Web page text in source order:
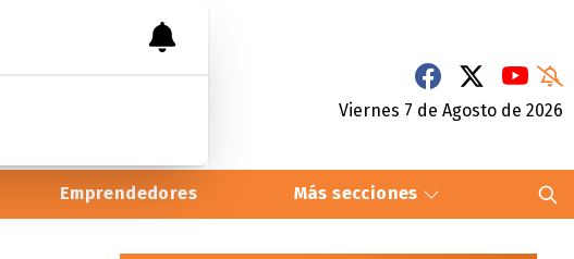
Viernes 7 de Agosto de 2026
Emprendedores Más secciones